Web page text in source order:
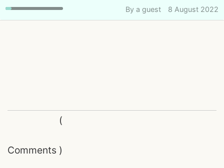
By a guest 8 August 2022
Comments
(
)